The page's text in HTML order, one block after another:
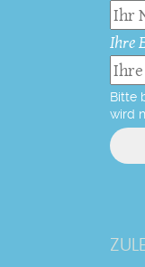
Ihre
Bitte
wird